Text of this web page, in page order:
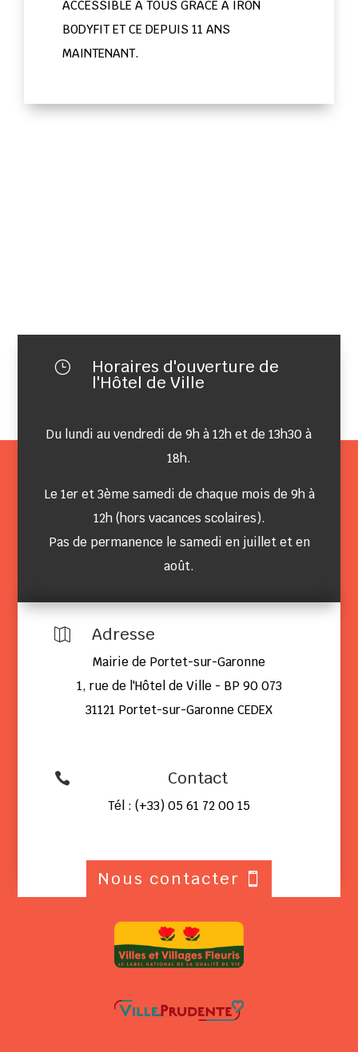
ACCESSIBLE A TOUS GRACE A IRON
BODYFIT ET CE DEPUIS 11 ANS
MAINTENANT.
} Horaires d'ouverture de
l'Hôtel de Ville
Du lundi au vendredi de 9h à 12h et de 13h30 à
18h.
Le 1er et 3ème samedi de chaque mois de 9h à
12h (hors vacances scolaires).
Pas de permanence le samedi en juillet et en
août.
 Adresse
Mairie de Portet-sur-Garonne
1, rue de l'Hôtel de Ville - BP 90 073
31121 Portet-sur-Garonne CEDEX
 Contact
Tél : (+33) 05 61 72 00 15
Nous contacter